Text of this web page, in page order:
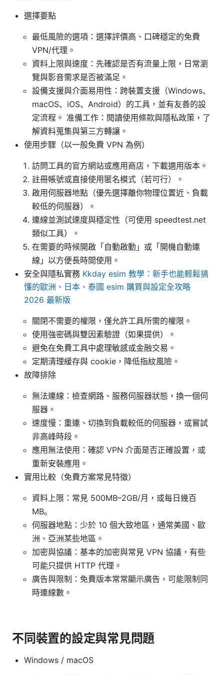
選擇要點
最低風險的選項：選擇評價高、口碑穩定的免費
VPN/代理。
資料上限與速度：先確認是否有流量上限，日常瀏
覽與影音需求是否被滿足。
設備支援與介面易用性：跨裝置支援（Windows、
macOS、iOS、Android）的工具，並有友善的設
定流程。 准備工作：閱讀使用條款與隱私政策，了
解資料蒐集與第三方轉讓。
使用步驟（以一般免費 VPN 為例）
訪問工具的官方網站或應用商店，下載適用版本。
註冊帳號或直接使用匿名模式（若可行）。
啟用伺服器地點（優先選擇離你物理位置近、負載
較低的伺服器）。
連線並測試速度與穩定性（可使用 speedtest.net
類似工具）。
在需要的時候開啟「自動啟動」或「開機自動連
線」以方便長時間使用。
安全與隱私實務 Kkday esim 教學：新手也能輕鬆搞
懂的歐洲、日本、泰國 esim 購買與設定全攻略
2026 最新版
關閉不需要的權限，僅允許工具所需的權限。
使用強密碼與雙因素驗證（如果提供）。
避免在免費工具中處理敏感或金融交易。
定期清理緩存與 cookie，降低指紋風險。
故障排除
無法連線：檢查網路、服務伺服器狀態，換一個伺
服器。
速度慢：重連、切換到負載較低的伺服器，或嘗試
非高峰時段。
應用無法使用：確認 VPN 介面是否正確設置，或
重新安裝應用。
實用比較（免費方案常見特徵）
資料上限：常見 500MB–2GB/月，或每日幾百
MB。
伺服器地點：少於 10 個大致地區，通常美國、歐
洲、亞洲某些地區。
加密與協議：基本的加密與常見 VPN 協議，有些
可能只提供 HTTP 代理。
廣告與限制：免費版本常常顯示廣告，可能限制同
時連線數。
不同裝置的設定與常見問題
Windows / macOS